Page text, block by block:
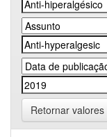
Retornar valores